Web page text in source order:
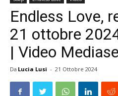
Endless Love,
21 ottobre
| Video
Da Lucia Lusi - 21 Ottobre 2024